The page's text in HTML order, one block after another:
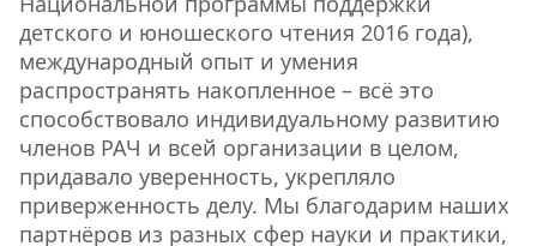
детского и юношеского чтения 2016 года),
международный опыт и умения
распространять накопленное – всё это
способствовало индивидуальному развитию
членов РАЧ и всей организации в целом,
придавало уверенность, укрепляло
приверженность делу. Мы благодарим наших
партнёров из разных сфер науки и практики,